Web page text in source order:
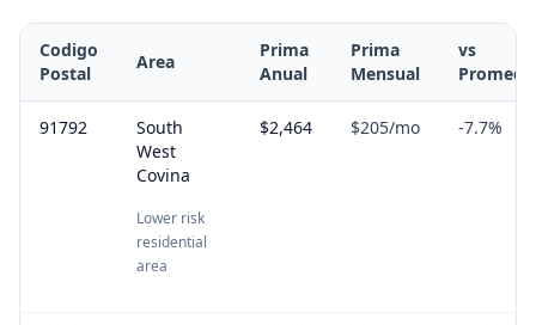
Codigo
Postal
Area
Prima
Anual
Prima
Mensual
vs
91792
South
West
Covina
Lower risk
residential
area
$2,464 $205/mo -7.7%